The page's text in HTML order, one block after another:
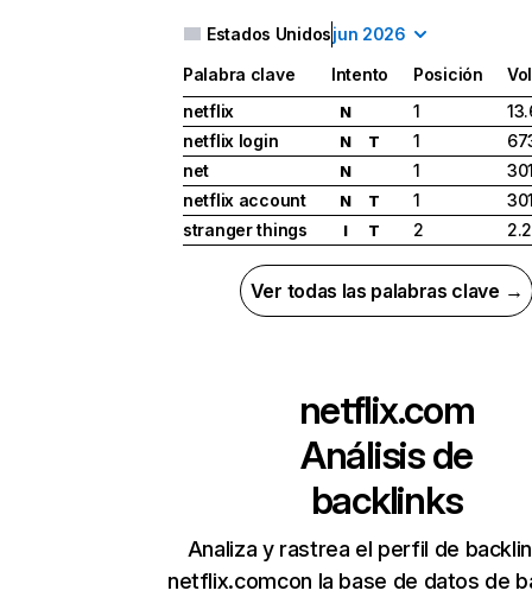
Estados Unidosjun 2026
Palabra clave Intento Posición
netflix
N 1
netflix login
N T 1
net
N 1
netflix account
N T 1
stranger things
I T 2
Ver todas las palabras clave →
netflix.com
Análisis de
backlinks
Analiza y rastrea el perfil de
netflix.comcon la base de datos de